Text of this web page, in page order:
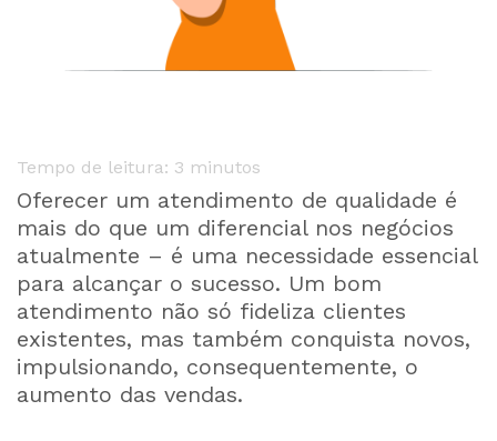
Tempo de leitura: 3 minutos
Oferecer um atendimento de qualidade é
mais do que um diferencial nos negócios
atualmente – é uma necessidade essencial
para alcançar o sucesso. Um bom
atendimento não só fideliza clientes
existentes, mas também conquista novos,
impulsionando, consequentemente, o
aumento das vendas.